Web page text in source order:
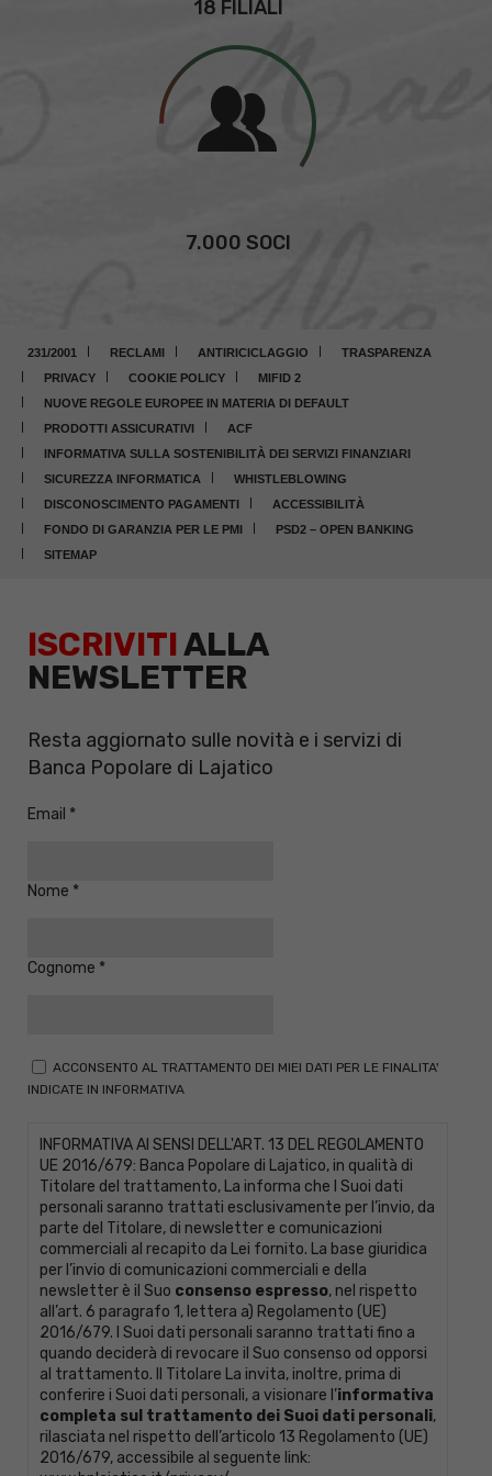
18 FILIALI
7.000 SOCI
231/2001 RECLAMI ANTIRICICLAGGIO
TRASPARENZA
PRIVACY
COOKIE POLICY
MIFID 2
NUOVE REGOLE EUROPEE IN MATERIA DI DEFAULT
PRODOTTI ASSICURATIVI
ACF
INFORMATIVA SULLA SOSTENIBILITÀ DEI SERVIZI FINANZIARI
SICUREZZA INFORMATICA
WHISTLEBLOWING
DISCONOSCIMENTO PAGAMENTI
ACCESSIBILITÀ
FONDO DI GARANZIA PER LE PMI
PSD2 – OPEN BANKING
SITEMAP
ISCRIVITIALLA
NEWSLETTER
Resta aggiornato sulle novità e i servizi di
Banca Popolare di Lajatico
Email
Nome
Cognome
ACCONSENTO AL TRATTAMENTO DEI MIEI DATI PER LE FINALITA'
INDICATE IN INFORMATIVA
INFORMATIVA AI SENSI DELL'ART. 13 DEL REGOLAMENTO
UE 2016/679: Banca Popolare di Lajatico, in qualità di
Titolare del trattamento, La informa che I Suoi dati
personali saranno trattati esclusivamente per l’invio, da
parte del Titolare, di newsletter e comunicazioni
commerciali al recapito da Lei fornito. La base giuridica
per l’invio di comunicazioni commerciali e della
newsletter è il Suo consenso espresso, nel rispetto
all’art. 6 paragrafo 1, lettera a) Regolamento (UE)
2016/679. I Suoi dati personali saranno trattati fino a
quando deciderà di revocare il Suo consenso od opporsi
al trattamento. Il Titolare La invita, inoltre, prima di
conferire i Suoi dati personali, a visionare l’informativa
completa sul trattamento dei Suoi dati personali,
rilasciata nel rispetto dell’articolo 13 Regolamento (UE)
2016/679, accessibile al seguente link: